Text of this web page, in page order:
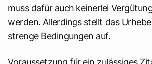
muss dafür auch keinerlei
werden. Allerdings stellt das
strenge Bedingungen auf.
Voraussetzung für ein zulässiges